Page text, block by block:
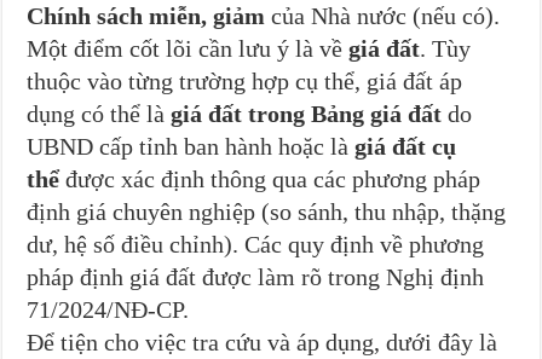
Chính sách miễn, giảm của Nhà nước (nếu có).
Một điểm cốt lõi cần lưu ý là vềgiá đất. Tùy
thuộc vào từng trường hợp cụ thể, giá đất áp
dụng có thể làgiá đất trong Bảng giá đất do
UBND cấp tỉnh ban hành hoặc làgiá đất cụ
thểđược xác định thông qua các phương pháp
định giá chuyên nghiệp (so sánh, thu nhập, thặng
dư, hệ số điều chỉnh). Các quy định về phương
pháp định giá đất được làm rõ trong Nghị định
71/2024/NĐ-CP.
Để tiện cho việc tra cứu và áp dụng, dưới đây là